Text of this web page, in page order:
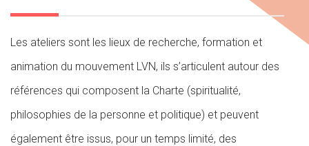
Les ateliers sont les lieux de recherche, formation et
animation du mouvement LVN, ils s’articulent autour des
références qui composent la Charte (spiritualité,
philosophies de la personne et politique) et peuvent
également être issus, pour un temps limité, des